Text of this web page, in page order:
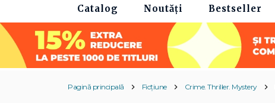
Catalog Noutăți Bestseller
Pagină principală Ficțiune Crime. Thriller. Mystery